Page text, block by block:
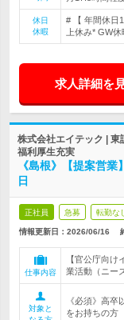
休日
休暇
# 【 年間休日
上休み* GW
求人詳細を
株式会社エイテック |
福利厚生充実
《島根》【提案営
日
正社員 急募 転勤な
情報更新日：2026/06/16
仕事内容
【官公庁向
業活動（ニー
対象と
《必須》高
をお持ちの方